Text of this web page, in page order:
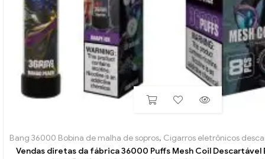
Bang 36000 Bobina de malha de sopros, Cigarros eletrônicos
Vendas diretas da fábrica 36000 Puffs Mesh Coil